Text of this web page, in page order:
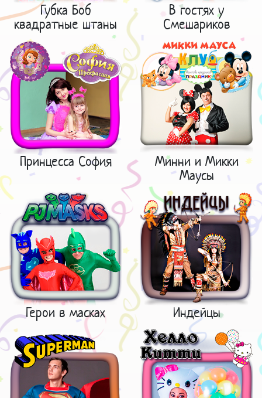
Губка Боб
квадратные штаны
В гостях у
Смешариков
Принцесса София
Минни и Микки
Маусы
Герои в масках Индейцы